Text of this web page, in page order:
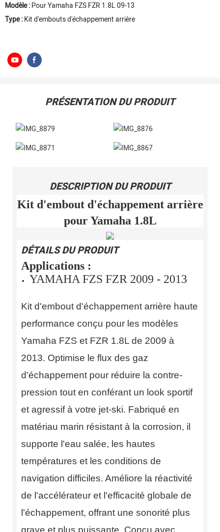
Modèle :Pour Yamaha FZS FZR 1.8L 09-13
Type :Kit d'embouts d'échappement arrière
PRÉSENTATION DU PRODUIT
DESCRIPTION DU PRODUIT
Kit d'embout d'échappement arrière
pour Yamaha 1.8L
DÉTAILS DU PRODUIT
Applications :
YAMAHA FZS FZR 2009 - 2013
Kit d'embout d'échappement arrière haute
performance conçu pour les modèles
Yamaha FZS et FZR 1.8L de 2009 à
2013. Optimise le flux des gaz
d'échappement pour réduire la contre-
pression tout en conférant un look sportif
et agressif à votre jet-ski. Fabriqué en
matériau marin résistant à la corrosion, il
supporte l'eau salée, les hautes
températures et les conditions de
navigation difficiles. Améliore la réactivité
de l'accélérateur et l'efficacité globale de
l'échappement, offrant une sonorité plus
grave et plus puissante. Conçu avec